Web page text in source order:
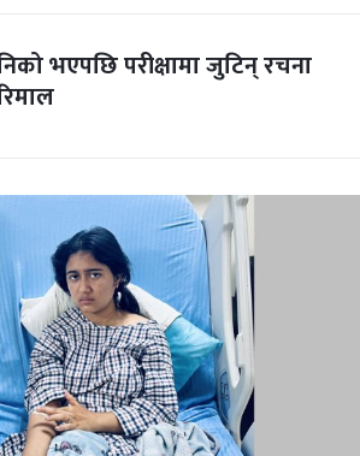
भएपछि परीक्षामा जुटिन् रचना